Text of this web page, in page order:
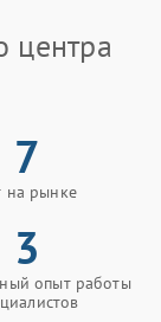
центра
7
на рынке
3
опыт работы